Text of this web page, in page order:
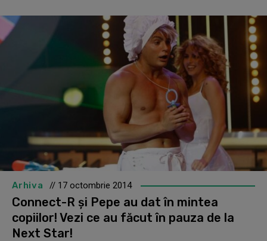
Arhiva // 17 octombrie 2014
Connect-R și Pepe au dat în mintea
copiilor! Vezi ce au făcut în pauza de la
Next Star!